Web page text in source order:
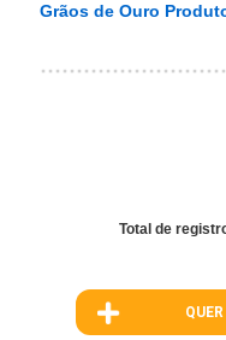
Grãos de Ouro
Total de